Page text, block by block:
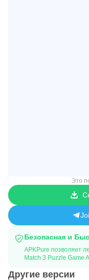
Это
Безопасная и
APKPure позволяет
Match 3 Puzzle Game
Другие версии